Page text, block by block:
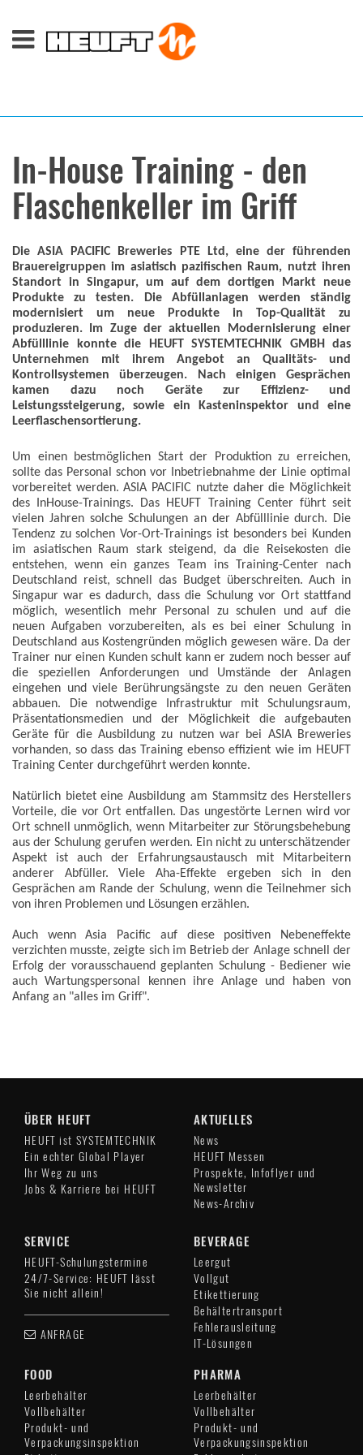
In-House Training - den
Flaschenkeller im Griff
Die ASIA PACIFIC Breweries PTE Ltd, eine der führenden
Brauereigruppen im asiatisch pazifischen Raum, nutzt ihren
Standort in Singapur, um auf dem dortigen Markt neue
Produkte zu testen. Die Abfüllanlagen werden ständig
modernisiert um neue Produkte in Top-Qualität zu
produzieren. Im Zuge der aktuellen Modernisierung einer
Abfülllinie konnte die HEUFT SYSTEMTECHNIK GMBH das
Unternehmen mit ihrem Angebot an Qualitäts- und
Kontrollsystemen überzeugen. Nach einigen Gesprächen
kamen dazu noch Geräte zur Effizienz- und
Leistungssteigerung, sowie ein Kasteninspektor und eine
Leerflaschensortierung.
Um einen bestmöglichen Start der Produktion zu erreichen,
sollte das Personal schon vor Inbetriebnahme der Linie optimal
vorbereitet werden. ASIA PACIFIC nutzte daher die Möglichkeit
des InHouse-Trainings. Das HEUFT Training Center führt seit
vielen Jahren solche Schulungen an der Abfülllinie durch. Die
Tendenz zu solchen Vor-Ort-Trainings ist besonders bei Kunden
im asiatischen Raum stark steigend, da die Reisekosten die
entstehen, wenn ein ganzes Team ins Training-Center nach
Deutschland reist, schnell das Budget überschreiten. Auch in
Singapur war es dadurch, dass die Schulung vor Ort stattfand
möglich, wesentlich mehr Personal zu schulen und auf die
neuen Aufgaben vorzubereiten, als es bei einer Schulung in
Deutschland aus Kostengründen möglich gewesen wäre. Da der
Trainer nur einen Kunden schult kann er zudem noch besser auf
die speziellen Anforderungen und Umstände der Anlagen
eingehen und viele Berührungsängste zu den neuen Geräten
abbauen. Die notwendige Infrastruktur mit Schulungsraum,
Präsentationsmedien und der Möglichkeit die aufgebauten
Geräte für die Ausbildung zu nutzen war bei ASIA Breweries
vorhanden, so dass das Training ebenso effizient wie im HEUFT
Training Center durchgeführt werden konnte.
Natürlich bietet eine Ausbildung am Stammsitz des Herstellers
Vorteile, die vor Ort entfallen. Das ungestörte Lernen wird vor
Ort schnell unmöglich, wenn Mitarbeiter zur Störungsbehebung
aus der Schulung gerufen werden. Ein nicht zu unterschätzender
Aspekt ist auch der Erfahrungsaustausch mit Mitarbeitern
anderer Abfüller. Viele Aha-Effekte ergeben sich in den
Gesprächen am Rande der Schulung, wenn die Teilnehmer sich
von ihren Problemen und Lösungen erzählen.
Auch wenn Asia Pacific auf diese positiven Nebeneffekte
verzichten musste, zeigte sich im Betrieb der Anlage schnell der
Erfolg der vorausschauend geplanten Schulung - Bediener wie
auch Wartungspersonal kennen ihre Anlage und haben von
Anfang an "alles im Griff".
ÜBER HEUFT
HEUFT ist SYSTEMTECHNIK
Ein echter Global Player
Ihr Weg zu uns
Jobs & Karriere bei HEUFT
AKTUELLES
News
HEUFT Messen
Prospekte, Infoflyer und
Newsletter
News-Archiv
SERVICE
HEUFT-Schulungstermine
24/7-Service: HEUFT lässt
Sie nicht allein!
ANFRAGE
BEVERAGE
Leergut
Vollgut
Etikettierung
Behältertransport
Fehlerausleitung
IT-Lösungen
FOOD
Leerbehälter
Vollbehälter
Produkt- und
Verpackungsinspektion
PHARMA
Leerbehälter
Vollbehälter
Produkt- und
Verpackungsinspektion